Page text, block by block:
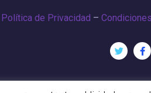
Política de Privacidad –